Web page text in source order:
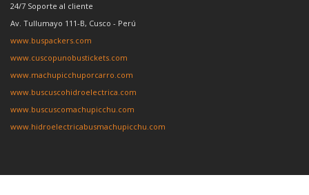
24/7 Soporte al cliente
Av. Tullumayo 111-B, Cusco - Perú
www.buspackers.com
www.cuscopunobustickets.com
www.machupicchuporcarro.com
www.buscuscohidroelectrica.com
www.buscuscomachupicchu.com
www.hidroelectricabusmachupicchu.com